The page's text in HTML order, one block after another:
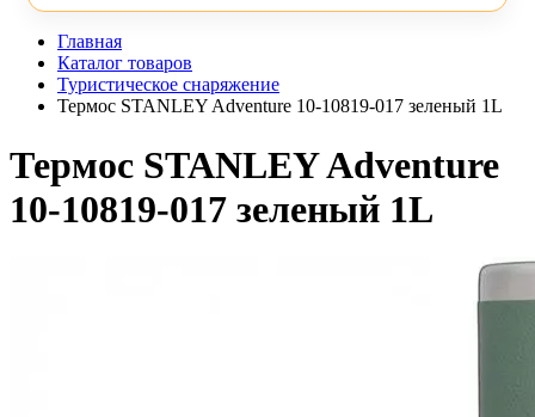
Главная
Каталог товаров
Туристическое снаряжение
Термос STANLEY Adventure 10-10819-017 зеленый 1L
Термос STANLEY Adventure
10-10819-017 зеленый 1L